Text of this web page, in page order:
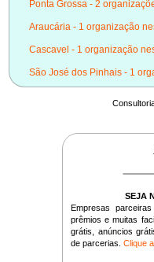
Ponta Grossa - 2
Araucária - 1 organização
Cascavel - 1 organização
São José dos Pinhais - 1
SEJA
Empresas
prêmios e muitas
grátis, anúncios
de parcerias.Clique